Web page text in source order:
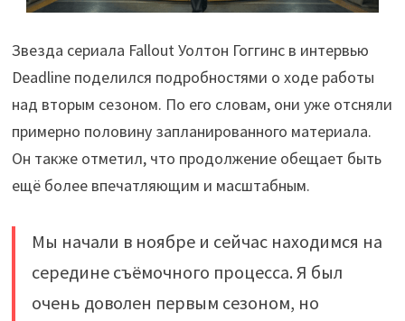
Звезда сериала Fallout Уолтон Гоггинс в интервью
Deadline поделился подробностями о ходе работы
над вторым сезоном. По его словам, они уже отсняли
примерно половину запланированного материала.
Он также отметил, что продолжение обещает быть
ещё более впечатляющим и масштабным.
Мы начали в ноябре и сейчас находимся на
середине съёмочного процесса. Я был
очень доволен первым сезоном, но